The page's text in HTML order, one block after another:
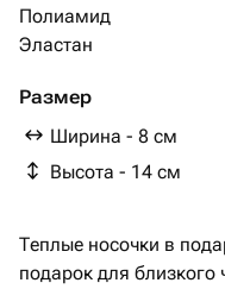
Полиамид
Эластан
Размер
Ширина - 8 см
Высота - 14 см
Теплые носочки в
подарок для близкого